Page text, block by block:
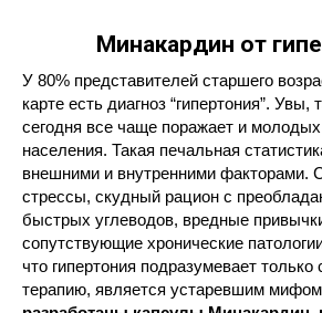
Минакардин от
У 80% представителей старшего
карте есть диагноз “гипертония”. Увы,
сегодня все чаще поражает и
населения. Такая печальная
внешними и внутренними
стрессы, скудный рацион с
быстрых углеводов, вредные
сопутствующие хронические
что гипертония подразумевает
терапию, является устаревшим